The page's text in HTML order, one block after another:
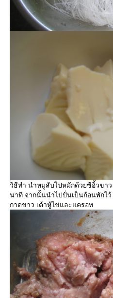
วิธีทำ นำหมูสับไปหมักด้วยซีอิ้วขา
นาที จากนั้นนำไปปั่นเป็นก้อนพักไ
กาดขาว เต้าหู้ไข่และแครอท